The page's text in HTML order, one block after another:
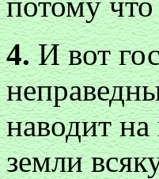
4.И вот
наводит
земли